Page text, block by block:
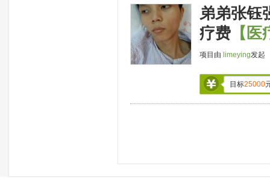
弟弟张钰
疗费 【
项目由 limeying发起
目标25000